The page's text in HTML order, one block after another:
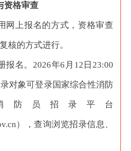
资格审查
网上报名的方式，资格审查
核的方式进行。
报名。2026年6月12日23:00
对象可登录国家综合性消防
防员招录平台
），查询浏览招录信息、